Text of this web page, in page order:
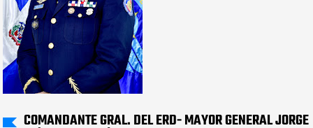
COMANDANTE GRAL. DEL ERD- MAYOR GENERAL JORGE